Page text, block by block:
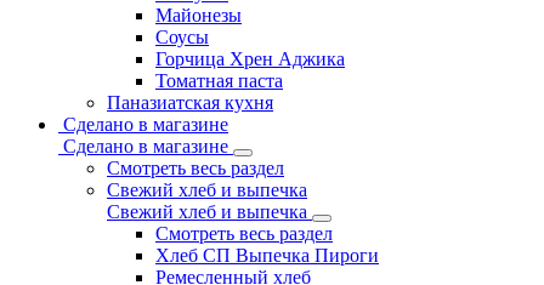
Майонезы
Соусы
Горчица Хрен Аджика
Томатная паста
Паназиатская кухня
Сделано в магазине
Сделано в магазине
Смотреть весь раздел
Свежий хлеб и выпечка
Свежий хлеб и выпечка
Смотреть весь раздел
Хлеб СП Выпечка Пироги
Ремесленный хлеб